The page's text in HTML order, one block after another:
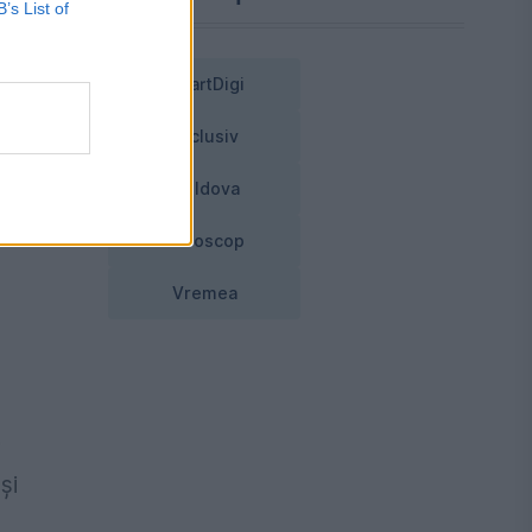
List of
SmartDigi
Exclusiv
Moldova
Horoscop
Vremea